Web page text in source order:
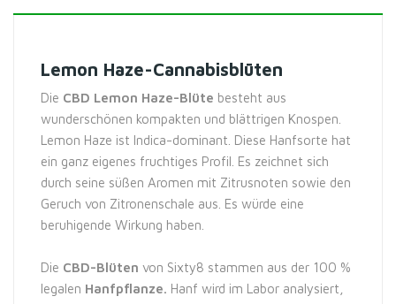
Lemon Haze-Cannabisblüten
Die CBD Lemon Haze-Blüte besteht aus
wunderschönen kompakten und blättrigen Knospen.
Lemon Haze ist Indica-dominant. Diese Hanfsorte hat
ein ganz eigenes fruchtiges Profil. Es zeichnet sich
durch seine süßen Aromen mit Zitrusnoten sowie den
Geruch von Zitronenschale aus. Es würde eine
beruhigende Wirkung haben.
Die CBD-Blüten von Sixty8 stammen aus der 100 %
legalen Hanfpflanze. Hanf wird im Labor analysiert,